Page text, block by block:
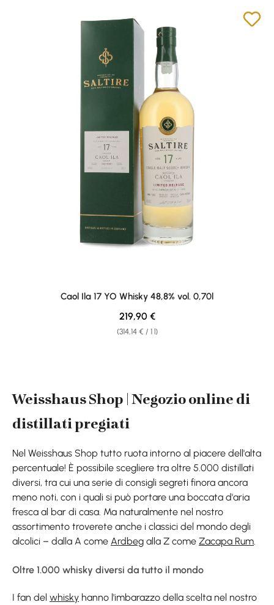
Caol Ila 17 YO Whisky 48,8% vol. 0,70l
(314,14 € / 1 l)
Regular price:
219,90 €
Weisshaus Shop | Negozio online di
distillati pregiati
Nel Weisshaus Shop tutto ruota intorno al piacere dell'alta
percentuale! È possibile scegliere tra oltre 5.000 distillati
diversi, tra cui una serie di consigli segreti finora ancora
meno noti, con i quali si può portare una boccata d'aria
fresca al bar di casa. Ma naturalmente nel nostro
assortimento troverete anche i classici del mondo degli
alcolici – dalla A come Ardbeg alla Z come Zacapa Rum
Oltre 1.000 whisky diversi da tutto il mondo
I fan del whisky hanno l'imbarazzo della scelta nel nostro